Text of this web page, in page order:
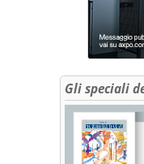
Gli speciali